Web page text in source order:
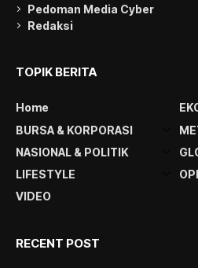
Pedoman Media Cyber
Redaksi
TOPIK BERITA
Home
BURSA & KORPORASI
NASIONAL & POLITIK
LIFESTYLE
VIDEO
RECENT POST